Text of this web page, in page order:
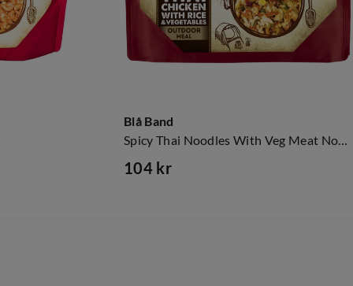
Blå Band
Spicy Thai Noodles With Veg Meat Nocolour
104 kr